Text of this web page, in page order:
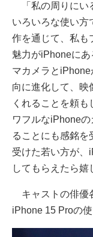
「私の周りにい
いろいろな使い方
作を通じて、私も
魅力がiPhoneに
マカメラと
向に進化して、映
くれることを頼
ワフルなiPhone
ることにも感銘を
受けた若い方が、
してもらえたら嬉
キャストの俳優
iPhone 15 Proの